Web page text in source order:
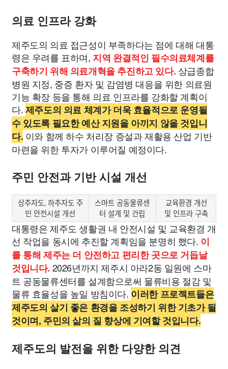
의료 인프라 강화
제주도의 의료 접근성이 부족하다는 점에 대해 대통
령은 우려를 표하며, 지역 완결적인 필수의료체계를
구축하기 위해 의료개혁을 추진하고 있다. 상급종합
병원 지정, 중증 환자 및 감염병 대응을 위한 의료원
기능 확장 등을 통해 의료 인프라를 강화할 계획이
다.제주도의 의료 체계가 더욱 효율적으로 운영될
수 있도록 필요한 예산 지원을 아끼지 않을 것입니
다. 이와 함께 하수 처리장 증설과 재활용 산업 기반
마련을 위한 투자가 이루어질 예정이다.
주민 안전과 기반 시설 개선
상추자도, 하추자도 주
민 안전시설 개선
스마트 공동물류센
터 설계 및 건립
교육환경 개선
및 인프라 구축
대통령은 제주도 생활권 내 안전시설 및 교육환경 개
선 작업을 동시에 추진할 계획임을 분명히 했다. 이
를 통해 제주는 더 안전하고 편리한 곳으로 거듭날
것입니다. 2026년까지 제주시 아라2동 일원에 스마
트 공동물류센터를 설계함으로써 물류비용 절감 및
물류 효율성을 높일 방침이다. 이러한 프로젝트들은
제주도의 살기 좋은 환경을 조성하기 위한 기초가 될
것이며, 주민의 삶의 질 향상에 기여할 것입니다.
제주도의 발전을 위한 다양한 의견